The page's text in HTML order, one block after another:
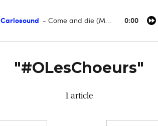
Carlosound Come and die (My topless trauma, 2007) 0:00
"#OLesChoeurs"
1 article